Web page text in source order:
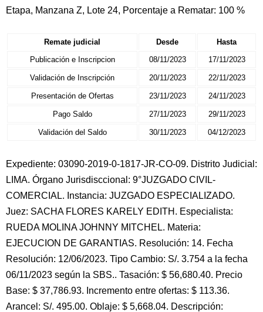
Etapa, Manzana Z, Lote 24, Porcentaje a Rematar: 100 %
Remate judicial Desde
Hasta
Publicación e Inscripcion
08/11/2023 17/11/2023
Validación de Inscripción 20/11/2023 22/11/2023
Presentación de Ofertas 23/11/2023 24/11/2023
Pago Saldo 27/11/2023 29/11/2023
Validación del Saldo 30/11/2023 04/12/2023
Expediente: 03090-2019-0-1817-JR-CO-09. Distrito Judicial:
LIMA. Órgano Jurisdisccional: 9°JUZGADO CIVIL-
COMERCIAL. Instancia: JUZGADO ESPECIALIZADO.
Juez: SACHA FLORES KARELY EDITH. Especialista:
RUEDA MOLINA JOHNNY MITCHEL. Materia:
EJECUCION DE GARANTIAS. Resolución: 14. Fecha
Resolución: 12/06/2023. Tipo Cambio: S/. 3.754 a la fecha
06/11/2023 según la SBS.. Tasación: $ 56,680.40. Precio
Base: $ 37,786.93. Incremento entre ofertas: $ 113.36.
Arancel: S/. 495.00. Oblaje: $ 5,668.04. Descripción: